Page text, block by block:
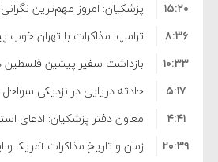
۱۱ درصدی ایران از خزر
پزشکیان: امروز مهم‌ترین
است
۱۵:۲۰
ترامپ: مذاکرات با تهران
۸:۳۶
بازداشت سفیر پیشین فلسطین
فساد و اختلاس اموال
۱۰:۳۳
حادثه دریایی در نزدیکی
۵:۱۷
معاون دفتر پزشکیان: ادعای
واهی و کذب محض است
۴:۴۱
زمان و تاریخ مذاکرات آمریکا و
۲۰:۳۹